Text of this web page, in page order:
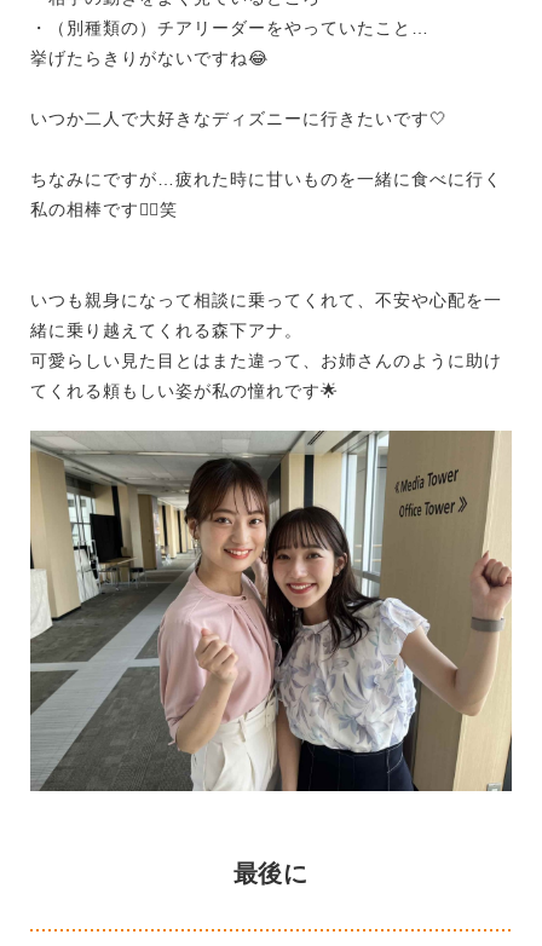
・（別種類の）チアリーダーをやっていたこと…
挙げたらきりがないですね😂
いつか二人で大好きなディズニーに行きたいです🤍
ちなみにですが…疲れた時に甘いものを一緒に食べに行く
私の相棒です✊🏻笑
いつも親身になって相談に乗ってくれて、不安や心配を一
緒に乗り越えてくれる森下アナ。
可愛らしい見た目とはまた違って、お姉さんのように助け
てくれる頼もしい姿が私の憧れです🌟
最後に